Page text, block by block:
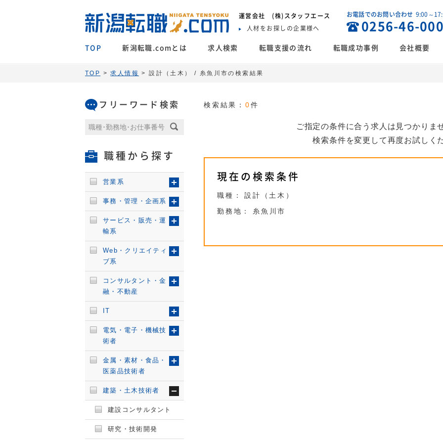
運営会社 (株)スタッフエース
人材をお探しの企業様へ
お電話でのお問い合わせ 9:00～
0256-46-
TOP 新潟転職.comとは 求人検索 転職支援の流れ 転職成功事例 会社概要
TOP >求人情報 > 設計（土木） / 糸魚川市の検索結果
検索結果： 0件
ご指定の条件に合う求人は見つかりま
検索条件を変更して再度お試しく
現在の検索条件
職種：
設計（土木）
勤務地：
糸魚川市
フリーワード検索
職種から探す
営業系
事務・管理・企画系
サービス・販売・運
輸系
Web・クリエイティ
ブ系
コンサルタント・金
融・不動産
IT
電気・電子・機械技
術者
金属・素材・食品・
医薬品技術者
建築・土木技術者
建設コンサルタント
研究・技術開発